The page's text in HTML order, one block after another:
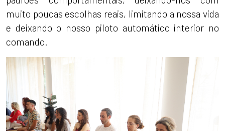
muito poucas escolhas reais, limitando a nossa vida
e deixando o nosso piloto automático interior no
comando.